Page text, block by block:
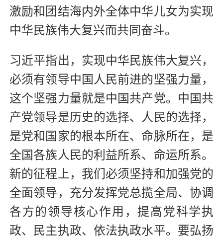
激励和团结海内外全体中华儿女为实现
中华民族伟大复兴而共同奋斗。
习近平指出，实现中华民族伟大复兴，
必须有领导中国人民前进的坚强力量，
这个坚强力量就是中国共产党。中国共
产党领导是历史的选择、人民的选择，
是党和国家的根本所在、命脉所在，是
全国各族人民的利益所系、命运所系。
新的征程上，我们必须坚持和加强党的
全面领导，充分发挥党总揽全局、协调
各方的领导核心作用，提高党科学执
政、民主执政、依法执政水平。要弘扬